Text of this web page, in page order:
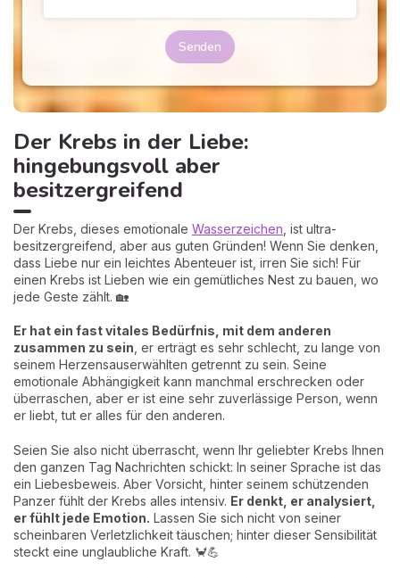
Senden
Der Krebs in der Liebe:
hingebungsvoll aber
besitzergreifend
Der Krebs, dieses emotionale Wasserzeichen , ist ultra-
besitzergreifend, aber aus guten Gründen! Wenn Sie denken,
dass Liebe nur ein leichtes Abenteuer ist, irren Sie sich! Für
einen Krebs ist Lieben wie ein gemütliches Nest zu bauen, wo
jede Geste zählt. 🏡
Er hat ein fast vitales Bedürfnis, mit dem anderen
zusammen zu sein , er erträgt es sehr schlecht, zu lange von
seinem Herzensauserwählten getrennt zu sein. Seine
emotionale Abhängigkeit kann manchmal erschrecken oder
überraschen, aber er ist eine sehr zuverlässige Person, wenn
er liebt, tut er alles für den anderen.
Seien Sie also nicht überrascht, wenn Ihr geliebter Krebs Ihnen
den ganzen Tag Nachrichten schickt: In seiner Sprache ist das
ein Liebesbeweis. Aber Vorsicht, hinter seinem schützenden
Panzer fühlt der Krebs alles intensiv. Er denkt, er analysiert,
er fühlt jede Emotion. Lassen Sie sich nicht von seiner
scheinbaren Verletzlichkeit täuschen; hinter dieser Sensibilität
steckt eine unglaubliche Kraft. 🦀💪